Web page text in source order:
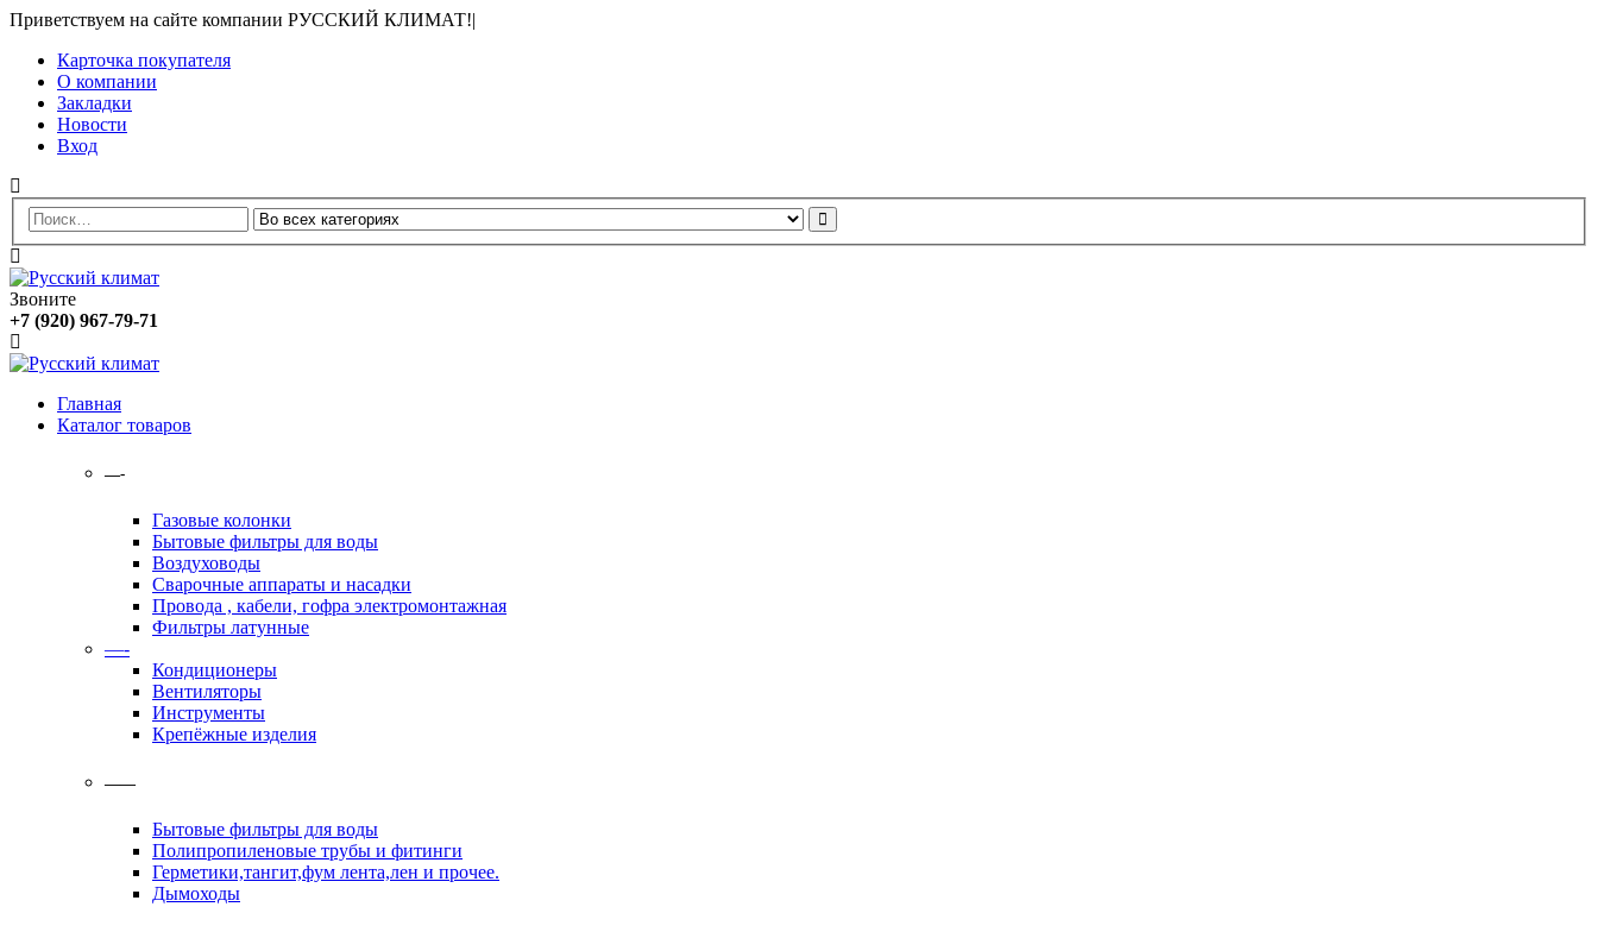
Приветствуем на сайте компании РУССКИЙ КЛИМАТ!|
Карточка покупателя
О компании
Закладки
Новости
Вход
Звоните
+7 (920) 967-79-71
Главная
Каталог товаров
—-
Газовые колонки
Бытовые фильтры для воды
Воздуховоды
Сварочные аппараты и насадки
Провода , кабели, гофра электромонтажная
Фильтры латунные
—-
Кондиционеры
Вентиляторы
Инструменты
Крепёжные изделия
——
Бытовые фильтры для воды
Полипропиленовые трубы и фитинги
Герметики,тангит,фум лента,лен и прочее.
Дымоходы